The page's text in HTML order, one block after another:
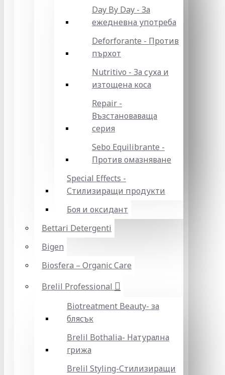
Day By Day - За
ежедневна употреба
Deforforante - Против
пърхот
Nutritivo - За суха и
изтощена коса
Repair -
Възстановаваща
серия
Sebo Equilibrante -
Против омазняване
Special Effects -
Стилизиращи продукти
Боя и оксидант
Bettari Detergenti
Bigen
Biosfera – Organic Care
Brelil Professional
Biotreatment Beauty- за
блясък
Brelil Bothalia- Натурална
грижа
Brelil Styling-Стилизиращи